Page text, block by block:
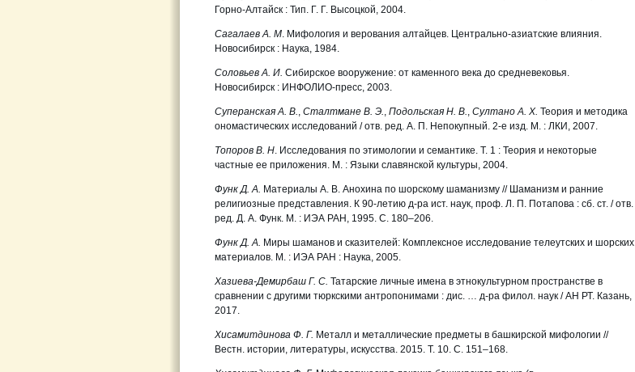
Горно-Алтайск : Тип. Г. Г. Высоцкой, 2004.
Сагалаев А. М. Мифология и верования алтайцев. Центрально-азиатские влияния.
Новосибирск : Наука, 1984.
Соловьев А. И. Сибирское вооружение: от каменного века до средневековья.
Новосибирск : ИНФОЛИО-пресс, 2003.
Суперанская А. В., Сталтмане В. Э., Подольская Н. В., Султано А. Х. Теория и методика
ономастических исследований / отв. ред. А. П. Непокупный. 2-е изд. М. : ЛКИ, 2007.
Топоров В. Н. Исследования по этимологии и семантике. Т. 1 : Теория и некоторые
частные ее приложения. М. : Языки славянской культуры, 2004.
Функ Д. А. Материалы А. В. Анохина по шорскому шаманизму // Шаманизм и ранние
религиозные представления. К 90-летию д-ра ист. наук, проф. Л. П. Потапова : сб. ст. / отв.
ред. Д. А. Функ. М. : ИЭА РАН, 1995. С. 180–206.
Функ Д. А. Миры шаманов и сказителей: Комплексное исследование телеутских и шорских
материалов. М. : ИЭА РАН : Наука, 2005.
Хазиева-Демирбаш Г. С. Татарские личные имена в этнокультурном пространстве в
сравнении с другими тюркскими антропонимами : дис. … д-ра филол. наук / АН РТ. Казань,
2017.
Хисамитдинова Ф. Г. Металл и металлические предметы в башкирской мифологии //
Вестн. истории, литературы, искусства. 2015. Т. 10. С. 151–168.